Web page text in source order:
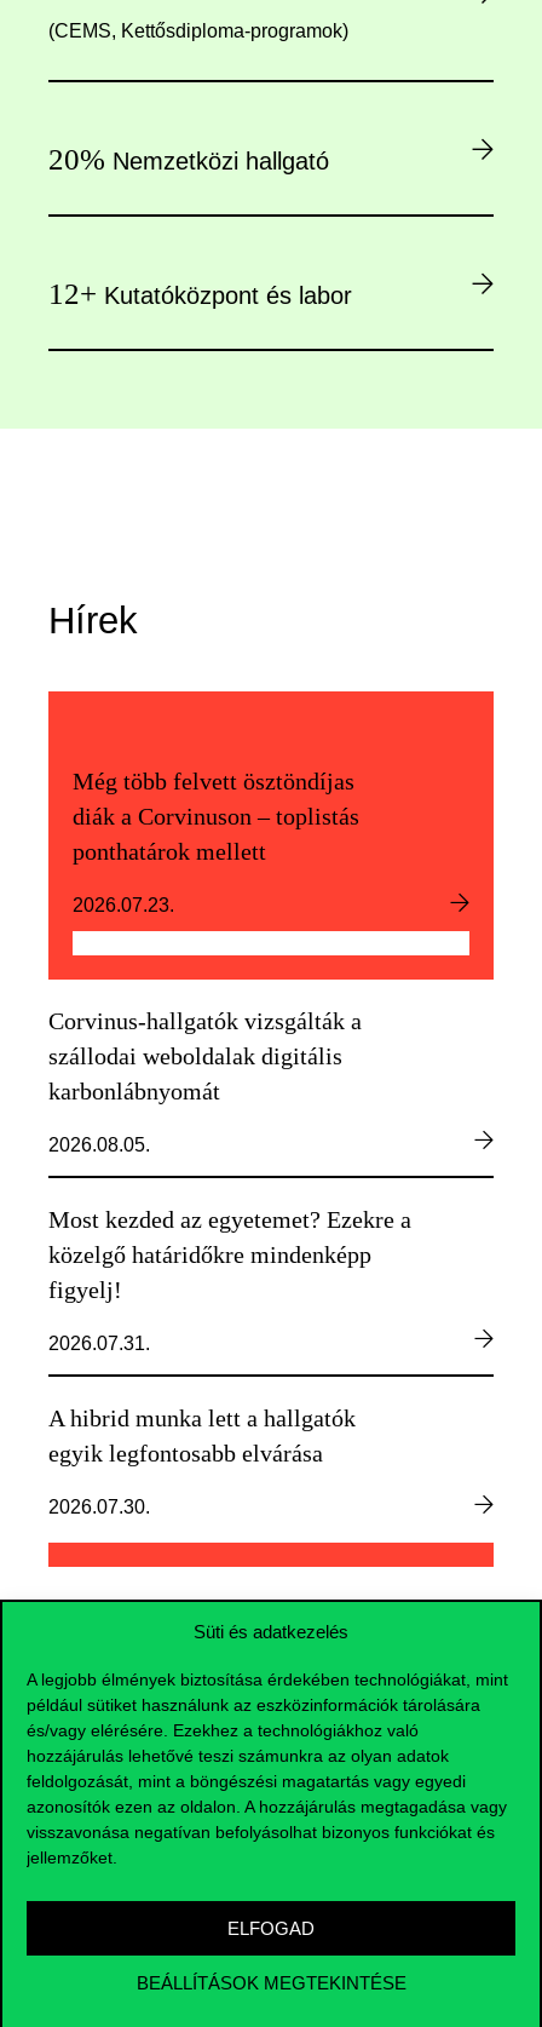
Süti és adatkezelés
A legjobb élmények biztosítása érdekében technológiákat, mint
például sütiket használunk az eszközinformációk tárolására
és/vagy elérésére. Ezekhez a technológiákhoz való
hozzájárulás lehetővé teszi számunkra az olyan adatok
feldolgozását, mint a böngészési magatartás vagy egyedi
azonosítók ezen az oldalon. A hozzájárulás megtagadása vagy
visszavonása negatívan befolyásolhat bizonyos funkciókat és
jellemzőket.
ELFOGAD
BEÁLLÍTÁSOK MEGTEKINTÉSE
(CEMS, Kettősdiploma-programok)
20% Nemzetközi hallgató
12+ Kutatóközpont és labor
Hírek
Még több felvett ösztöndíjas
diák a Corvinuson – toplistás
ponthatárok mellett
2026.07.23.
Corvinus-hallgatók vizsgálták a
szállodai weboldalak digitális
karbonlábnyomát
2026.08.05.
Most kezded az egyetemet? Ezekre a
közelgő határidőkre mindenképp
figyelj!
2026.07.31.
A hibrid munka lett a hallgatók
egyik legfontosabb elvárása
2026.07.30.
Események